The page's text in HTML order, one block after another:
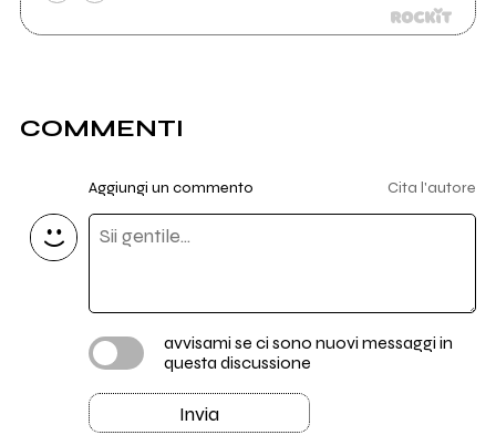
COMMENTI
Aggiungi un commento Cita l'autore
avvisami se ci sono nuovi messaggi in
questa discussione
Invia